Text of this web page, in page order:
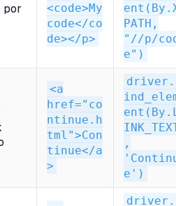
por
<code>My
code</co
de></p>
PATH,
"//p/
e")
<a
href="co
ntinue.h
tml">Con
tinue</a
>
,
e')